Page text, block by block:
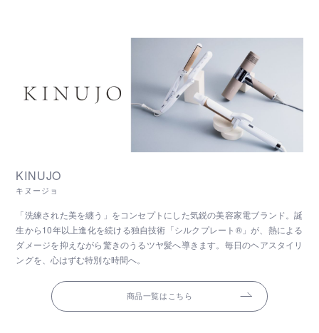
KINUJO
キヌージョ
「洗練された美を纏う」をコンセプトにした気鋭の美容家電ブランド。誕
生から10年以上進化を続ける独自技術「シルクプレート®」が、熱による
ダメージを抑えながら驚きのうるツヤ髪へ導きます。毎日のヘアスタイリ
ングを、心はずむ特別な時間へ。
商品一覧はこちら